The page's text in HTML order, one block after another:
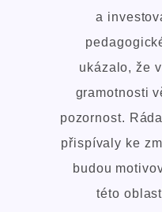
a
ukázalo, že
gramotnosti
pozornost.
přispívaly ke
budou
této